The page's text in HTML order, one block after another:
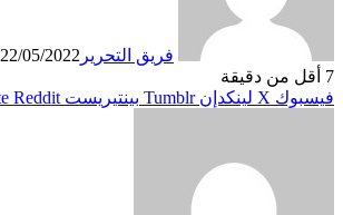
فريق التحرير 22/05/2022
7 أقل من دقيقة
فيسبوك X لينكدإن بينتيريست